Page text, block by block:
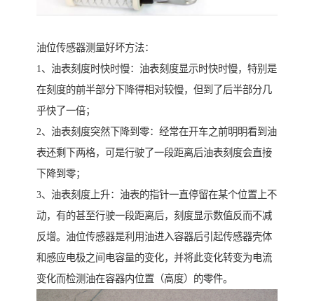
油位传感器测量好坏方法：
1、油表刻度时快时慢：油表刻度显示时快时慢，特别是
在刻度的前半部分下降得相对较慢，但到了后半部分几
乎快了一倍；
2、油表刻度突然下降到零：经常在开车之前明明看到油
表还剩下两格，可是行驶了一段距离后油表刻度会直接
下降到零；
3、油表刻度上升：油表的指针一直停留在某个位置上不
动，有的甚至行驶一段距离后，刻度显示数值反而不减
反增。油位传感器是利用油进入容器后引起传感器壳体
和感应电极之间电容量的变化，并将此变化转变为电流
变化而检测油在容器内位置（高度）的零件。